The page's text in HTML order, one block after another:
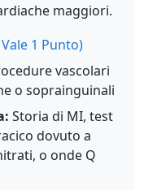
maggiori.
1 Punto)
vascolari
o soprainguinali
Storia di MI, test
dovuto a
o onde Q